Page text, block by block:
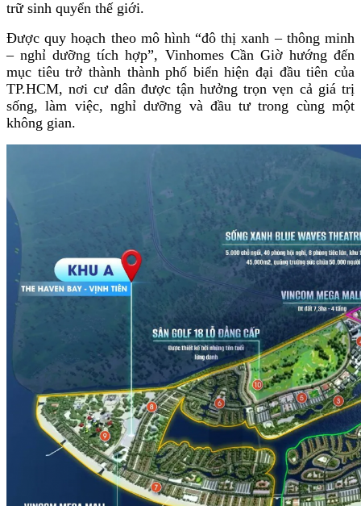
trữ sinh quyển thế giới.
Được quy hoạch theo mô hình “đô thị xanh – thông minh
– nghỉ dưỡng tích hợp”, Vinhomes Cần Giờ hướng đến
mục tiêu trở thành thành phố biển hiện đại đầu tiên của
TP.HCM, nơi cư dân được tận hưởng trọn vẹn cả giá trị
sống, làm việc, nghỉ dưỡng và đầu tư trong cùng một
không gian.